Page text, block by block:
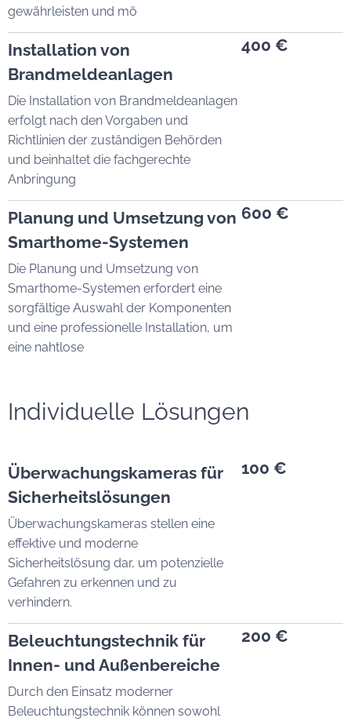
gewährleisten und mö
Installation von
Brandmeldeanlagen
Die Installation von Brandmeldeanlagen
erfolgt nach den Vorgaben und
Richtlinien der zuständigen Behörden
und beinhaltet die fachgerechte
Anbringung
400 €
Planung und Umsetzung von
Smarthome-Systemen
Die Planung und Umsetzung von
Smarthome-Systemen erfordert eine
sorgfältige Auswahl der Komponenten
und eine professionelle Installation, um
eine nahtlose
600 €
Individuelle Lösungen
Überwachungskameras für
Sicherheitslösungen
Überwachungskameras stellen eine
effektive und moderne
Sicherheitslösung dar, um potenzielle
Gefahren zu erkennen und zu
verhindern.
100 €
Beleuchtungstechnik für
Innen- und Außenbereiche
Durch den Einsatz moderner
Beleuchtungstechnik können sowohl
200 €